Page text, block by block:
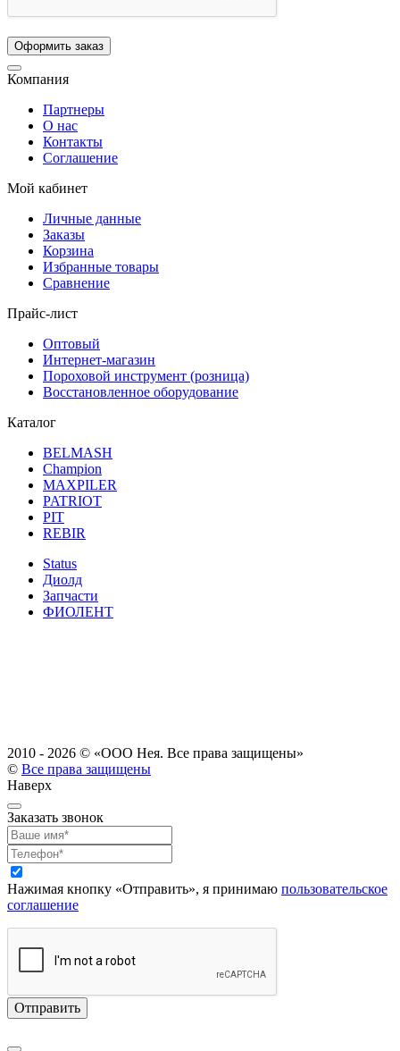
Компания
Партнеры
О нас
Контакты
Соглашение
Мой кабинет
Личные данные
Заказы
Корзина
Избранные товары
Сравнение
Прайс-лист
Оптовый
Интернет-магазин
Пороховой инструмент (розница)
Восстановленное оборудование
Каталог
BELMASH
Champion
MAXPILER
PATRIOT
PIT
REBIR
Status
Диолд
Запчасти
ФИОЛЕНТ
2010 - 2026 © «ООО Нея. Все права защищены»
© Все права защищены
Наверх
Заказать звонок
Нажимая кнопку «Отправить», я принимаю пользовательское
соглашение